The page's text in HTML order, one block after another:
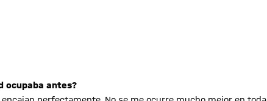
ocupaba antes?